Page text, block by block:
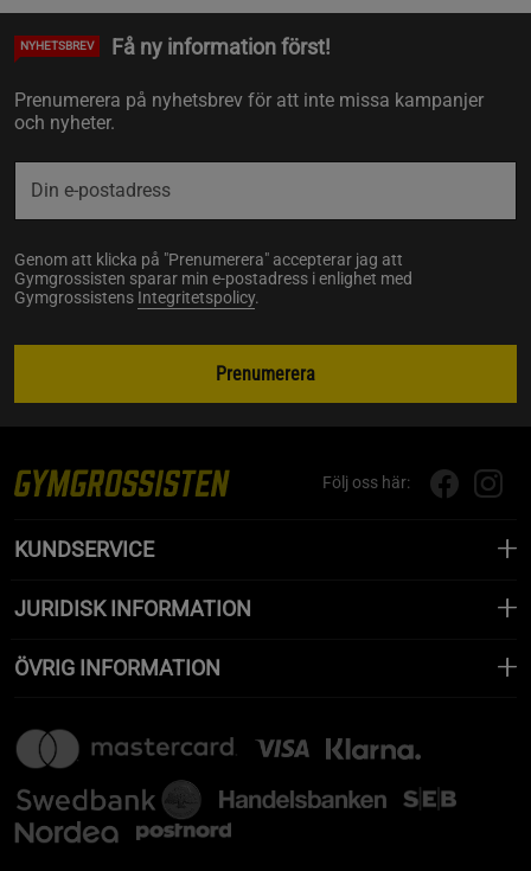
NYHETSBREV Få ny information först!
Prenumerera på nyhetsbrev för att inte missa kampanjer
och nyheter.
Genom att klicka på "Prenumerera" accepterar jag att
Gymgrossisten sparar min e-postadress i enlighet med
Gymgrossistens Integritetspolicy.
Prenumerera
Följ oss här:
KUNDSERVICE
JURIDISK INFORMATION
ÖVRIG INFORMATION